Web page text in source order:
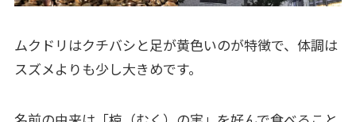
ムクドリはクチバシと足が黄色いのが特徴で、体調は
スズメよりも少し大きめです。